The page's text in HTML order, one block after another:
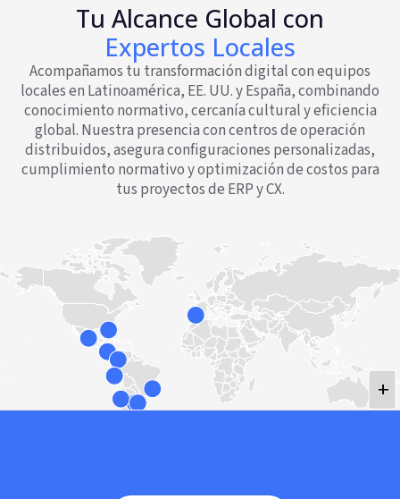
Tu Alcance Global con
Expertos Locales
Acompañamos tu transformación digital con equipos
locales en Latinoamérica, EE. UU. y España, combinando
conocimiento normativo, cercanía cultural y eficiencia
global. Nuestra presencia con centros de operación
distribuidos, asegura configuraciones personalizadas,
cumplimiento normativo y optimización de costos para
tus proyectos de ERP y CX.
+